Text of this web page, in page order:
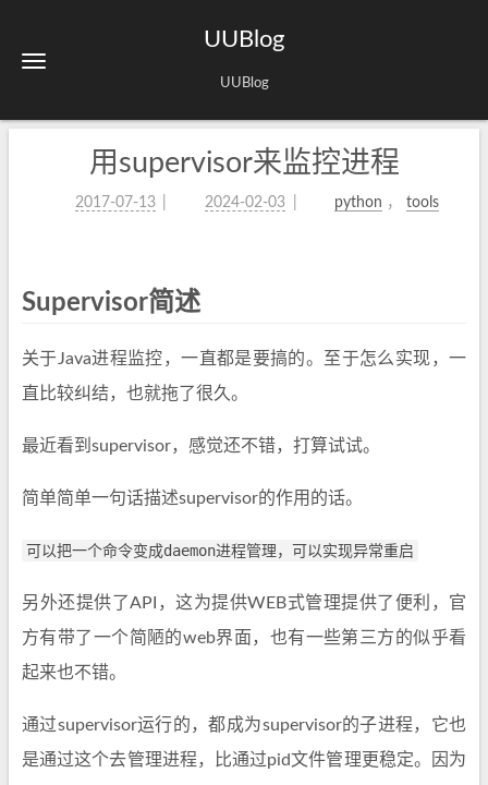
UUBlog
UUBlog
用supervisor来监控进程
2017-07-13 2024-02-03 python ，tools
Supervisor简述
关于Java进程监控，一直都是要搞的。至于怎么实现，一
直比较纠结，也就拖了很久。
最近看到supervisor，感觉还不错，打算试试。
简单简单一句话描述supervisor的作用的话。
可以把一个命令变成daemon进程管理，可以实现异常重启
另外还提供了API，这为提供WEB式管理提供了便利，官
方有带了一个简陋的web界面，也有一些第三方的似乎看
起来也不错。
通过supervisor运行的，都成为supervisor的子进程，它也
是通过这个去管理进程，比通过pid文件管理更稳定。因为